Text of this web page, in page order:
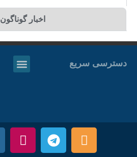
اخبار گوناگون
دسترسی سریع